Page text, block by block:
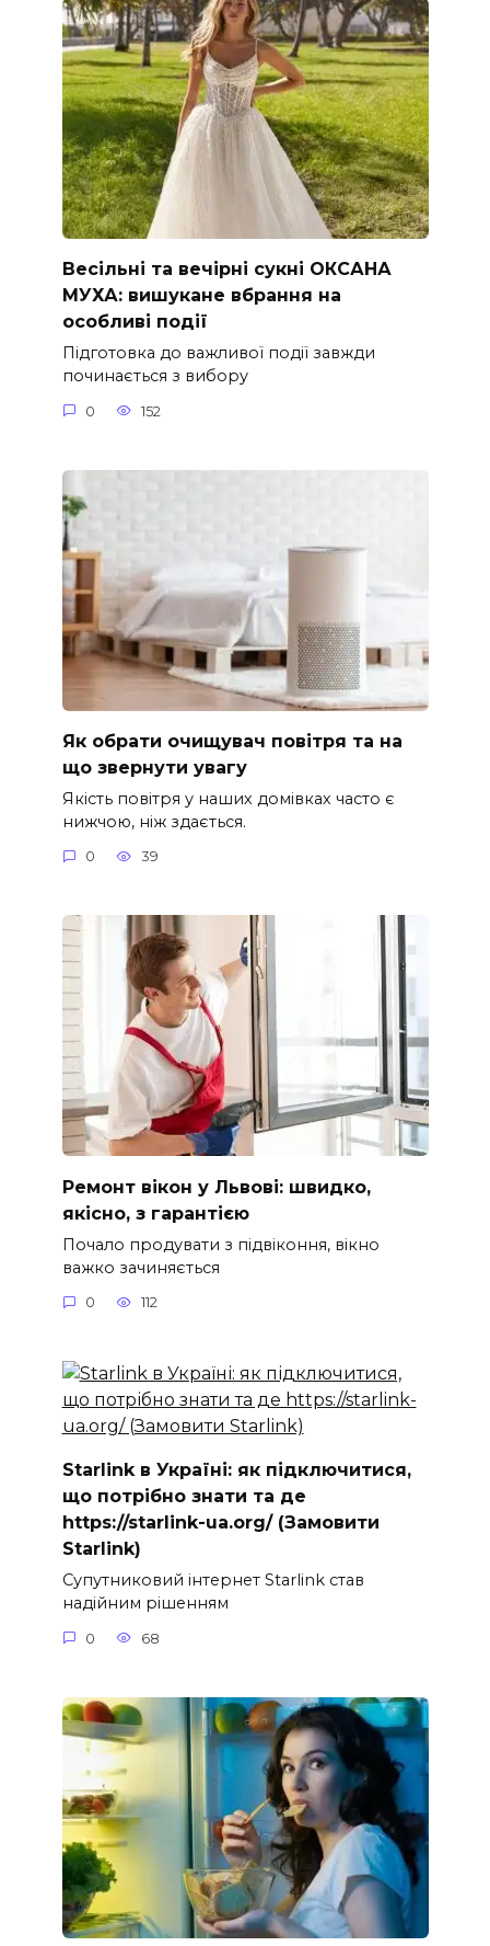
Весільні та вечірні сукні ОКСАНА
МУХА: вишукане вбрання на
особливі події
Підготовка до важливої події завжди
починається з вибору
0 152
Як обрати очищувач повітря та на
що звернути увагу
Якість повітря у наших домівках часто є
нижчою, ніж здається.
0 39
Ремонт вікон у Львові: швидко,
якісно, з гарантією
Почало продувати з підвіконня, вікно
важко зачиняється
0 112
Starlink в Україні: як підключитися,
що потрібно знати та де
https://starlink-ua.org/ (Замовити
Starlink)
Супутниковий інтернет Starlink став
надійним рішенням
0 68